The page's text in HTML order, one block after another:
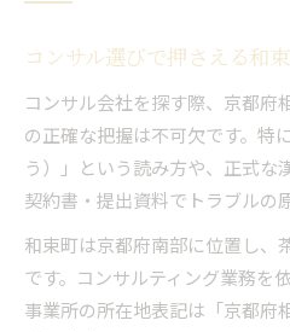
コンサル分析で役立
コンサル選定時に役立つ
コンサル分析で得る
和束町の業種別コン
コンサル視点で整理
業務に役立つ和束町
コンサル選びで押さえる和
コンサル会社を探す際、京都府
の正確な把握は不可欠です。特
う）」という読み方や、正式な
契約書・提出資料でトラブルの
和束町は京都府南部に位置し、
です。コンサルティング業務を
事業所の所在地表記は「京都